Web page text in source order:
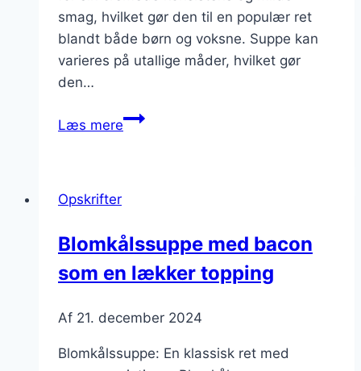
smag, hvilket gør den til en populær ret
blandt både børn og voksne. Suppe kan
varieres på utallige måder, hvilket gør
den…
Læs mereBlomkålssuppe
Opskrifter
Blomkålssuppe med bacon
som en lækker topping
Af 21. december 2024
Blomkålssuppe: En klassisk ret med